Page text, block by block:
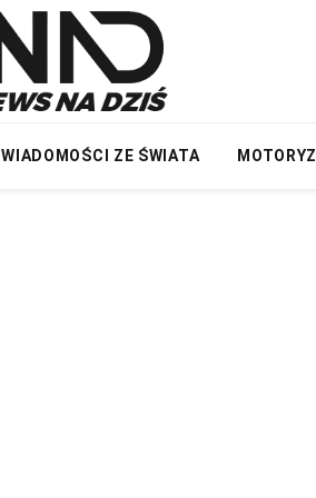
WIADOMOŚCI ZE ŚWIATA